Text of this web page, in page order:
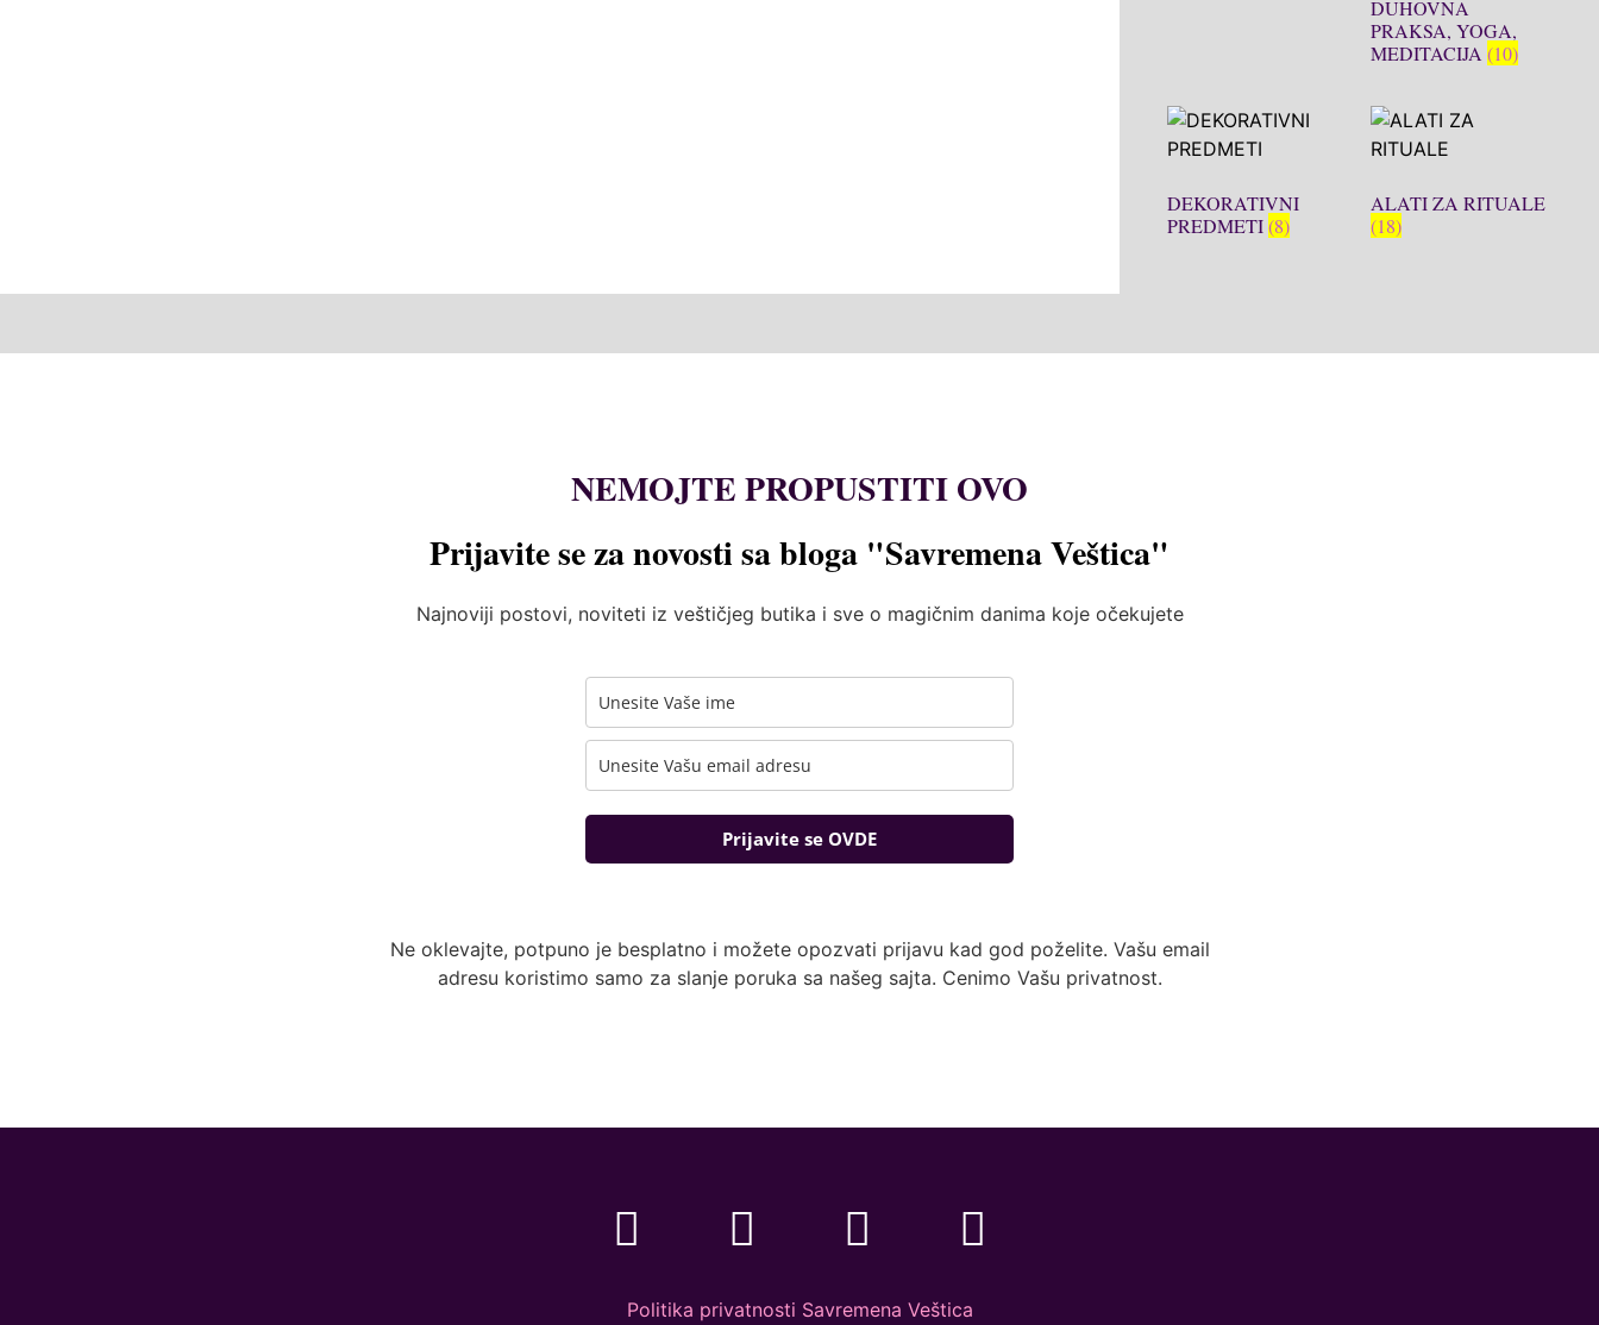
DUHOVNA
PRAKSA, YOGA,
MEDITACIJA(10)
DEKORATIVNI
PREDMETI(8)
ALATI ZA RITUALE
(18)
NEMOJTE PROPUSTITI OVO
Prijavite se za novosti sa bloga "Savremena Veštica"
Najnoviji postovi, noviteti iz veštičjeg butika i sve o magičnim danima koje očekujete
Prijavite se OVDE
Ne oklevajte, potpuno je besplatno i možete opozvati prijavu kad god poželite. Vašu email
adresu koristimo samo za slanje poruka sa našeg sajta. Cenimo Vašu privatnost.
Politika privatnosti Savremena Veštica